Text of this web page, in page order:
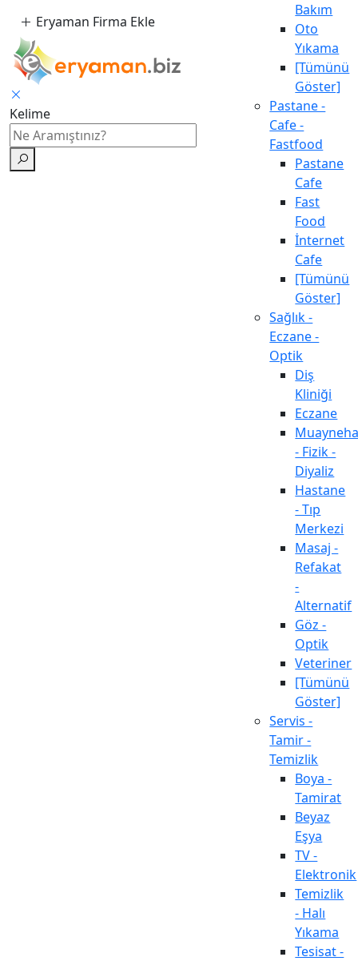
Eryaman Firma Ekle
Kelime
Bakım
Oto
Yıkama
[Tümünü
Göster]
Pastane -
Cafe -
Fastfood
Pastane
Cafe
Fast
Food
İnternet
Cafe
[Tümünü
Göster]
Sağlık -
Eczane -
Optik
Diş
Kliniği
Eczane
- Fizik -
Diyaliz
Hastane
- Tıp
Merkezi
Masaj -
Refakat
-
Alternatif
Göz -
Optik
Veteriner
[Tümünü
Göster]
Servis -
Tamir -
Temizlik
Boya -
Tamirat
Beyaz
Eşya
TV -
Elektronik
Temizlik
- Halı
Yıkama
Tesisat -